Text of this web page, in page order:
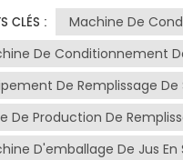
d’infrastructures,
et des chaînes
de conditionnement
liquides (tels que des
dans des sacs
supplémentaires.
CLÉS :
Machine De
De Conditionnement
De Remplissage De
De Production De
D'emballage De Jus En